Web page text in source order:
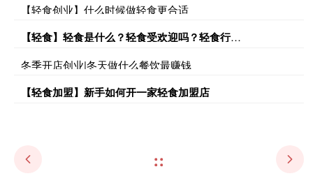
【轻食创业】什么时候做轻食更合适
【轻食】轻食是什么？轻食受欢迎吗？轻食行业发展怎么样？
冬季开店创业|冬天做什么餐饮最赚钱
【轻食加盟】新手如何开一家轻食加盟店